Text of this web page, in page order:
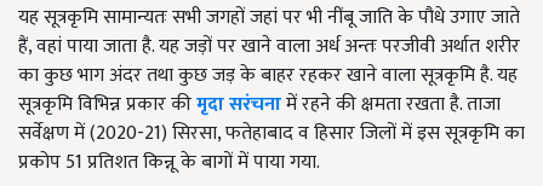
यह सूत्रकृमि सामान्यतः सभी जगहों जहां पर भी नींबू जाति के पौधे उगाए जाते
हैं, वहां पाया जाता है. यह जड़ों पर खाने वाला अर्ध अन्तः परजीवी अर्थात शरीर
का कुछ भाग अंदर तथा कुछ जड़ के बाहर रहकर खाने वाला सूत्रकृमि है. यह
सूत्रकृमि विभिन्न प्रकार कीमृदा सरंचनामें रहने की क्षमता रखता है. ताजा
सर्वेक्षण में (2020-21) सिरसा, फतेहाबाद व हिसार जिलों में इस सूत्रकृमि का
प्रकोप 51 प्रतिशत किन्नू के बागों में पाया गया.